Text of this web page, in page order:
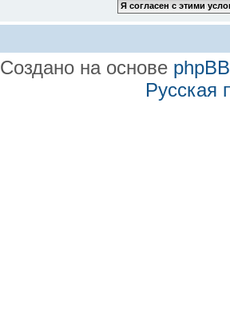
Создано на основе phpBB
Русская